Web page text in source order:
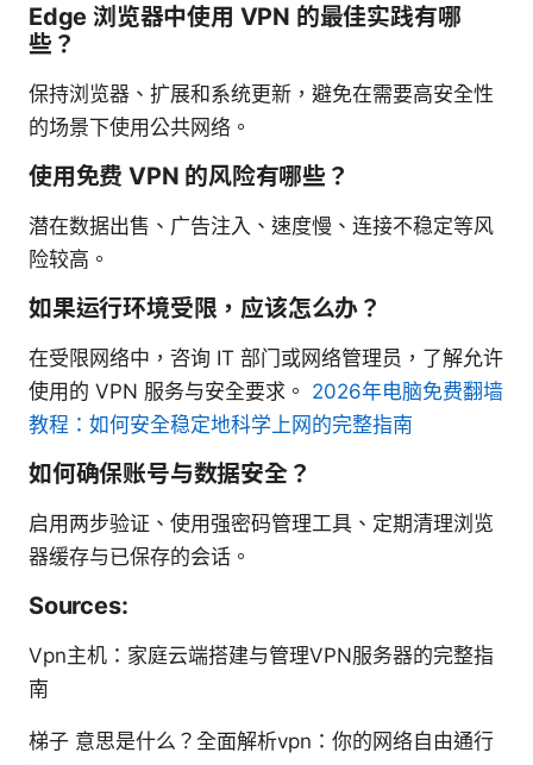
Edge 浏览器中使用 VPN 的最佳实践有哪
些？
保持浏览器、扩展和系统更新，避免在需要高安全性
的场景下使用公共网络。
使用免费 VPN 的风险有哪些？
潜在数据出售、广告注入、速度慢、连接不稳定等风
险较高。
如果运行环境受限，应该怎么办？
在受限网络中，咨询 IT 部门或网络管理员，了解允许
使用的 VPN 服务与安全要求。 2026年电脑免费翻墙
教程：如何安全稳定地科学上网的完整指南
如何确保账号与数据安全？
启用两步验证、使用强密码管理工具、定期清理浏览
器缓存与已保存的会话。
Sources:
Vpn主机：家庭云端搭建与管理VPN服务器的完整指
南
梯子 意思是什么？全面解析vpn：你的网络自由通行